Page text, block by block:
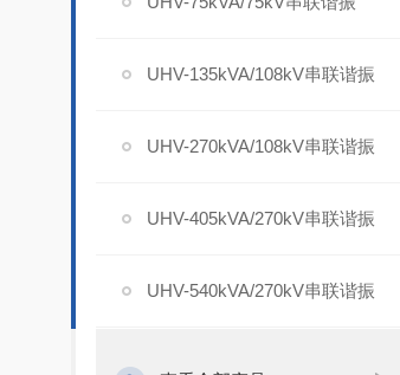
UHV-135kVA/108kV串联谐振
UHV-270kVA/108kV串联谐振
UHV-405kVA/270kV串联谐振
UHV-540kVA/270kV串联谐振